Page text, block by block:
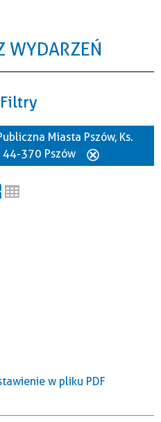
WYDARZEŃ
Filtry
Miasta Pszów, Ks.
44-370 Pszów
w pliku PDF